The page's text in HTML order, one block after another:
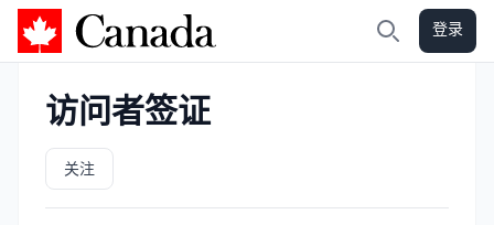
加拿大攻略 登录
访问者签证
关注